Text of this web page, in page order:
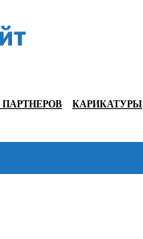
КАРИКАТУРЫ